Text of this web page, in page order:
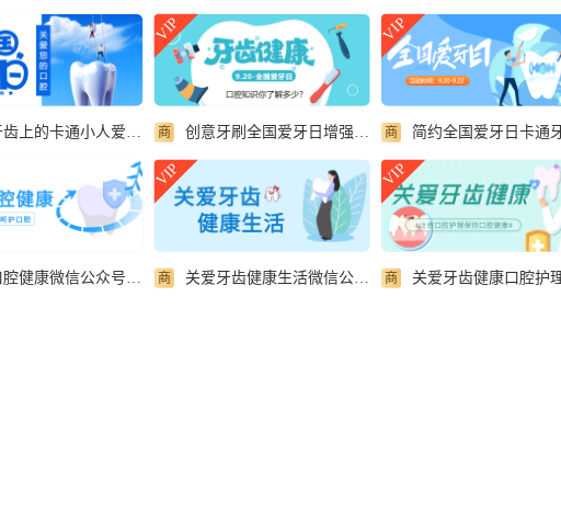
VIP
商
VIP
商
VIP
商 关爱牙齿健康生活微信公众号封面首图
VIP
商